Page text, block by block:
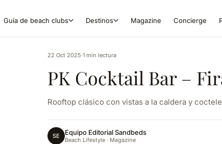
Guía de beach clubs Destinos Magazine Concierge
22 Oct 2025·1 min lectura
PK Cocktail Bar –
Rooftop clásico con vistas a la caldera y
SE Equipo Editorial Sandbeds
Beach Lifestyle · Magazine